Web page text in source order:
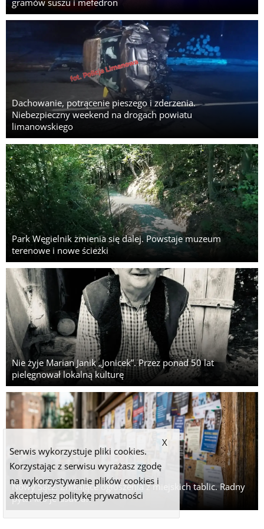
gramów suszu i mefedron
Dachowanie, potrącenie pieszego i zderzenia.
Niebezpieczny weekend na drogach powiatu
limanowskiego
Park Węgielnik zmienia się dalej. Powstaje muzeum
terenowe i nowe ścieżki
Nie żyje Marian Janik „Jonicek”. Przez ponad 50 lat
pielęgnował lokalną kulturę
Nowy Sącz. Znikające ogłoszenia z miejskich tablic. Radny
pyta: kto je usuwa?
X
Serwis wykorzystuje pliki cookies.
Korzystając z serwisu wyrażasz zgodę
na wykorzystywanie plików cookies i
akceptujesz politykę prywatności